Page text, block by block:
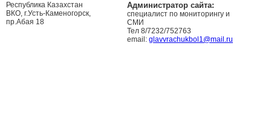
Республика Казахстан
ВКО, г.Усть-Каменогорск,
пр.Абая 18
Администратор сайта:
специалист по мониторингу и
СМИ
Тел 8/7232/752763
email: glavvrachukbol1@mail.ru